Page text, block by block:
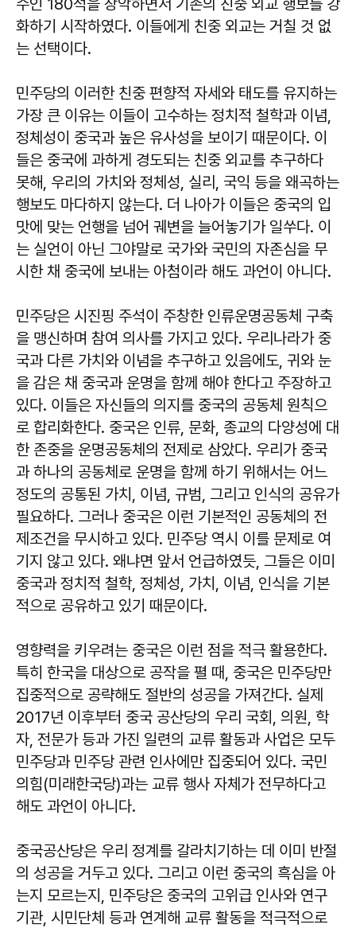
수인 180석을 장악하면서 기존의 친중 외교 행보를 강
화하기 시작하였다. 이들에게 친중 외교는 거칠 것 없
는 선택이다.
민주당의 이러한 친중 편향적 자세와 태도를 유지하는
가장 큰 이유는 이들이 고수하는 정치적 철학과 이념,
정체성이 중국과 높은 유사성을 보이기 때문이다. 이
들은 중국에 과하게 경도되는 친중 외교를 추구하다
못해, 우리의 가치와 정체성, 실리, 국익 등을 왜곡하는
행보도 마다하지 않는다. 더 나아가 이들은 중국의 입
맛에 맞는 언행을 넘어 궤변을 늘어놓기가 일쑤다. 이
는 실언이 아닌 그야말로 국가와 국민의 자존심을 무
시한 채 중국에 보내는 아첨이라 해도 과언이 아니다.
민주당은 시진핑 주석이 주창한 인류운명공동체 구축
을 맹신하며 참여 의사를 가지고 있다. 우리나라가 중
국과 다른 가치와 이념을 추구하고 있음에도, 귀와 눈
을 감은 채 중국과 운명을 함께 해야 한다고 주장하고
있다. 이들은 자신들의 의지를 중국의 공동체 원칙으
로 합리화한다. 중국은 인류, 문화, 종교의 다양성에 대
한 존중을 운명공동체의 전제로 삼았다. 우리가 중국
과 하나의 공동체로 운명을 함께 하기 위해서는 어느
정도의 공통된 가치, 이념, 규범, 그리고 인식의 공유가
필요하다. 그러나 중국은 이런 기본적인 공동체의 전
제조건을 무시하고 있다. 민주당 역시 이를 문제로 여
기지 않고 있다. 왜냐면 앞서 언급하였듯, 그들은 이미
중국과 정치적 철학, 정체성, 가치, 이념, 인식을 기본
적으로 공유하고 있기 때문이다.
영향력을 키우려는 중국은 이런 점을 적극 활용한다.
특히 한국을 대상으로 공작을 펼 때, 중국은 민주당만
집중적으로 공략해도 절반의 성공을 가져간다. 실제
2017년 이후부터 중국 공산당의 우리 국회, 의원, 학
자, 전문가 등과 가진 일련의 교류 활동과 사업은 모두
민주당과 민주당 관련 인사에만 집중되어 있다. 국민
의힘(미래한국당)과는 교류 행사 자체가 전무하다고
해도 과언이 아니다.
중국공산당은 우리 정계를 갈라치기하는 데 이미 반절
의 성공을 거두고 있다. 그리고 이런 중국의 흑심을 아
는지 모르는지, 민주당은 중국의 고위급 인사와 연구
기관, 시민단체 등과 연계해 교류 활동을 적극적으로